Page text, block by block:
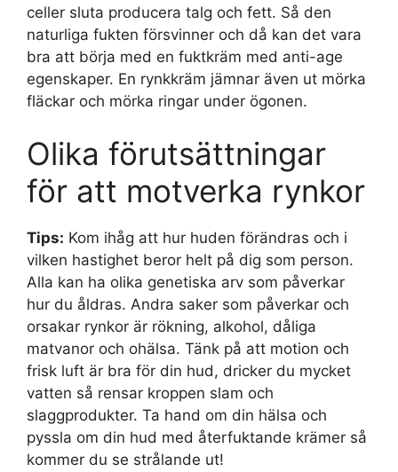
celler sluta producera talg och fett. Så den
naturliga fukten försvinner och då kan det vara
bra att börja med en fuktkräm med anti-age
egenskaper. En rynkkräm jämnar även ut mörka
fläckar och mörka ringar under ögonen.
Olika förutsättningar
för att motverka rynkor
Tips: Kom ihåg att hur huden förändras och i
vilken hastighet beror helt på dig som person.
Alla kan ha olika genetiska arv som påverkar
hur du åldras. Andra saker som påverkar och
orsakar rynkor är rökning, alkohol, dåliga
matvanor och ohälsa. Tänk på att motion och
frisk luft är bra för din hud, dricker du mycket
vatten så rensar kroppen slam och
slaggprodukter. Ta hand om din hälsa och
pyssla om din hud med återfuktande krämer så
kommer du se strålande ut!